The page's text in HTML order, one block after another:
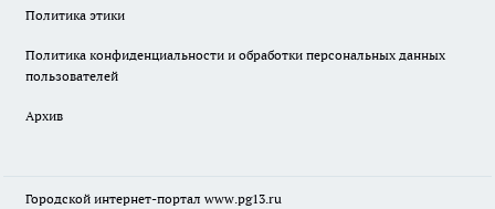
Политика этики
Политика конфиденциальности и обработки персональных данных
пользователей
Архив
Городской интернет-портал www.pg13.ru